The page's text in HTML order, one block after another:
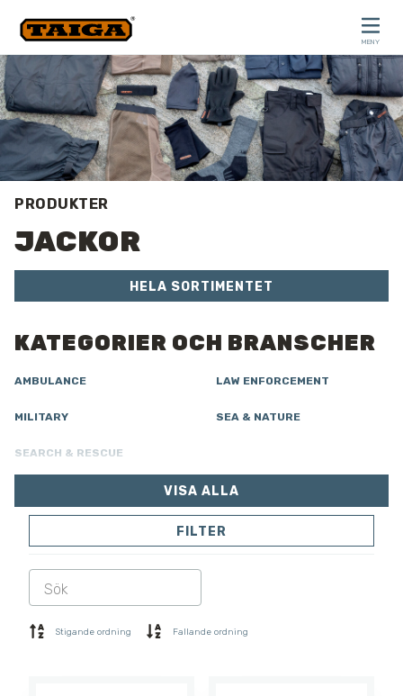
MENY
PRODUKTER
JACKOR
HELA SORTIMENTET
KATEGORIER OCH BRANSCHER
AMBULANCE LAW ENFORCEMENT
MILITARY SEA & NATURE
SEARCH & RESCUE
BYXOR
OVERALLER
SOFTSHELL
SKJORTOR POLO & T-SHIRT
VISA ALLA
FILTER
Stigande ordning Fallande ordning